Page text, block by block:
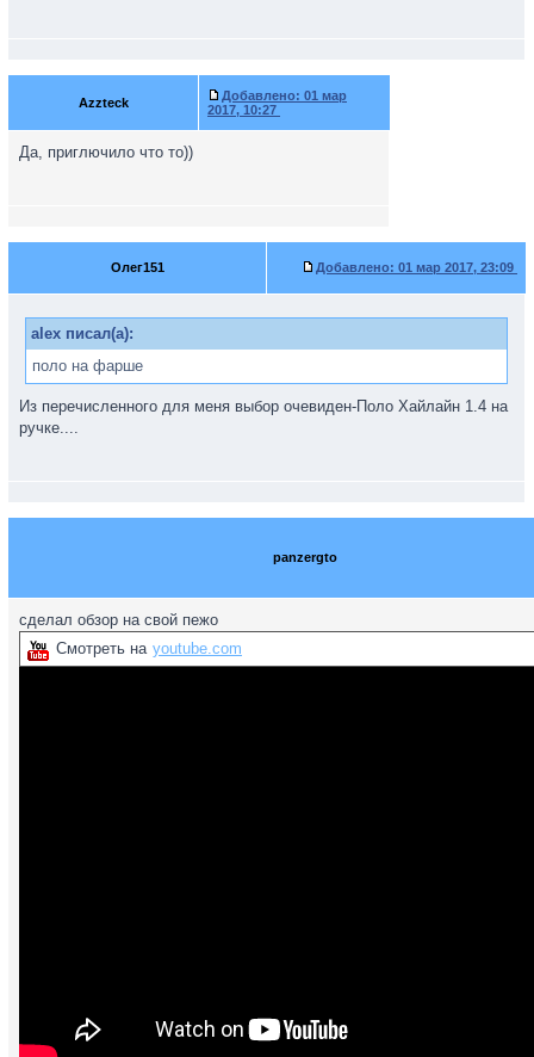
Azzteck Добавлено: 01 мар
2017, 10:27
Да, приглючило что то))
Олег151 Добавлено: 01 мар 2017, 23:09
alex писал(а):
поло на фарше
Из перечисленного для меня выбор очевиден-Поло Хайлайн 1.4 на
ручке....
panzergto
сделал обзор на свой пежо
Смотреть на youtube.com